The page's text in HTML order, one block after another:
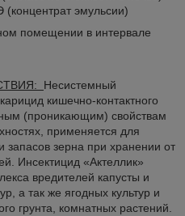
(концентрат эмульсии)
помещении в интервале
Несистемный
кишечно-контактного
(проникающим) свойствам
применяется для
зерна при хранении от
Инсектицид «Актеллик»
вредителей капусты и
а так же ягодных культур и
грунта, комнатных растений.